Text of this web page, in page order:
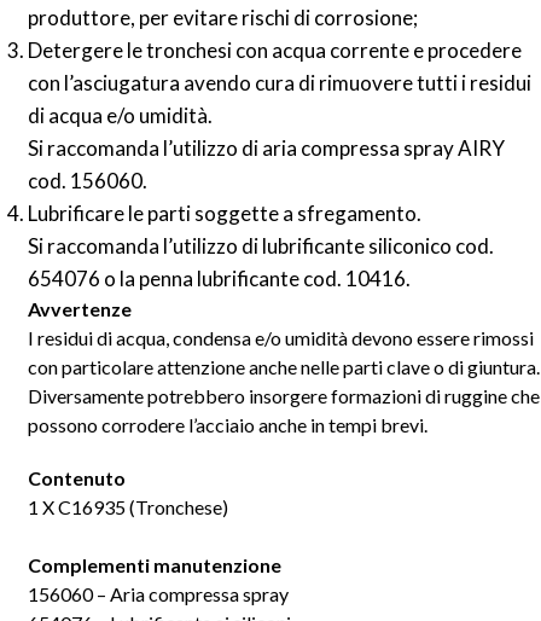
produttore, per evitare rischi di corrosione;
Detergere le tronchesi con acqua corrente e procedere
con l’asciugatura avendo cura di rimuovere tutti i residui
di acqua e/o umidità.
Si raccomanda l’utilizzo di aria compressa spray AIRY
cod. 156060.
Lubrificare le parti soggette a sfregamento.
Si raccomanda l’utilizzo di lubrificante siliconico cod.
654076 o la penna lubrificante cod. 10416.
Avvertenze
I residui di acqua, condensa e/o umidità devono essere rimossi
con particolare attenzione anche nelle parti clave o di giuntura.
Diversamente potrebbero insorgere formazioni di ruggine che
possono corrodere l’acciaio anche in tempi brevi.
Contenuto
1 X C16935 (Tronchese)
Complementi manutenzione
156060 – Aria compressa spray